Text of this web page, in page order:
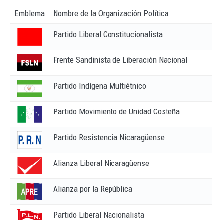
Emblema Nombre de la Organización Política
Partido Liberal Constitucionalista
Frente Sandinista de Liberación Nacional
Partido Indígena Multiétnico
Partido Movimiento de Unidad Costeña
Partido Resistencia Nicaragüense
Alianza Liberal Nicaragüense
Alianza por la República
Partido Liberal Nacionalista